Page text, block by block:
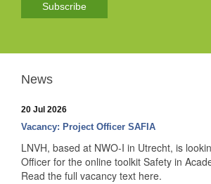
Subscribe
News
20 Jul 2026
Vacancy: Project Officer SAFIA
LNVH, based at NWO-I in Utrecht, is
Officer for the online toolkit Safety in
Read the full vacancy text here.